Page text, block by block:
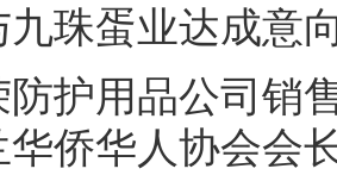
珠蛋业达成意
用品公司销售
华侨华人协会会